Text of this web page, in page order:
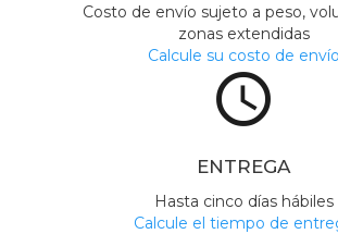
Costo de envío sujeto a peso,
zonas extendidas
Calcule su costo de envío
access_time
ENTREGA
Hasta cinco días hábiles
Calcule el tiempo de